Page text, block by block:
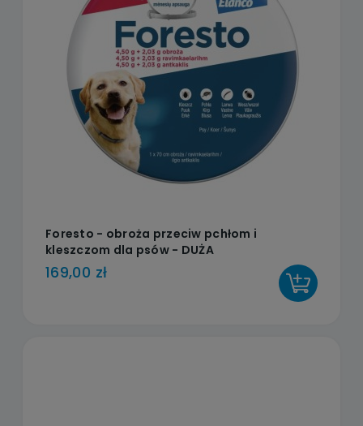
Foresto - obroża przeciw pchłom i
kleszczom dla psów - DUŻA
169,00 zł